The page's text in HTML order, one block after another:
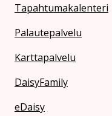
Tapahtumakalenteri
Palautepalvelu
Karttapalvelu
DaisyFamily
eDaisy